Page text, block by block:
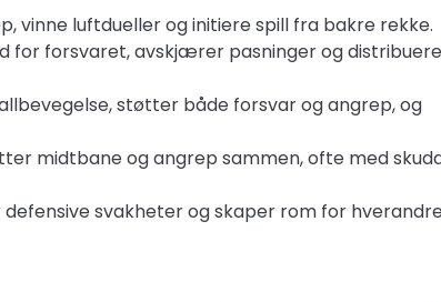
vinne luftdueller og initiere spill fra bakre rekke.
for forsvaret, avskjærer pasninger og
støtter både forsvar og angrep, og
midtbane og angrep sammen, ofte med
svakheter og skaper rom for